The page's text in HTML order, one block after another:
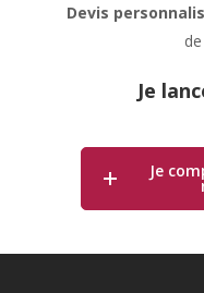
Devis
Je
Je